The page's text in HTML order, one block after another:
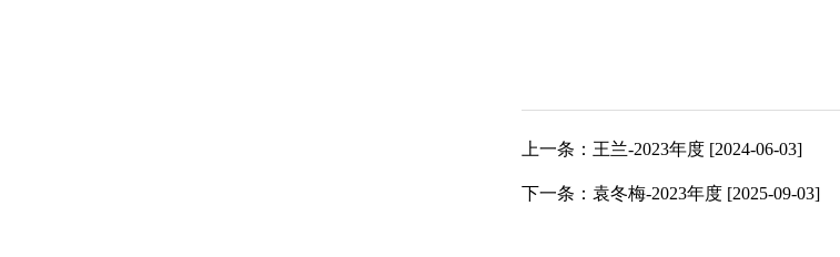
上一条： 王兰-2023年度 [2024-06-03]
下一条： 袁冬梅-2023年度 [2025-09-03]